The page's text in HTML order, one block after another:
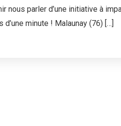
nous parler d’une initiative à
minute ! Malaunay (76) […]